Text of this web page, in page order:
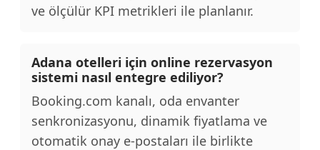
ve ölçülür KPI metrikleri ile planlanır.
Adana otelleri için online rezervasyon
sistemi nasıl entegre ediliyor?
Booking.com kanalı, oda envanter
senkronizasyonu, dinamik fiyatlama ve
otomatik onay e-postaları ile birlikte